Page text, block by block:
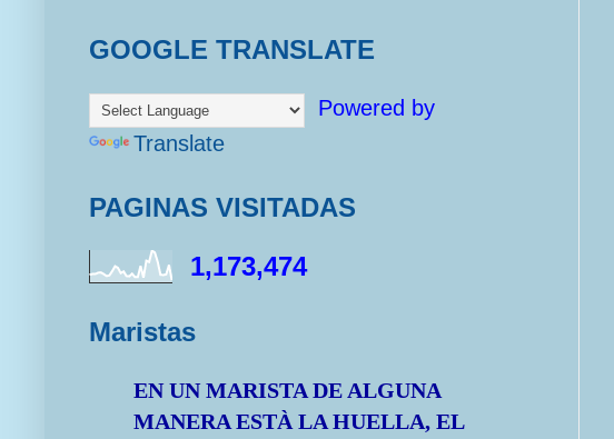
GOOGLE TRANSLATE
Powered by
Translate
PAGINAS VISITADAS
1,173,474
Maristas
EN UN MARISTA DE ALGUNA
MANERA ESTÀ LA HUELLA, EL